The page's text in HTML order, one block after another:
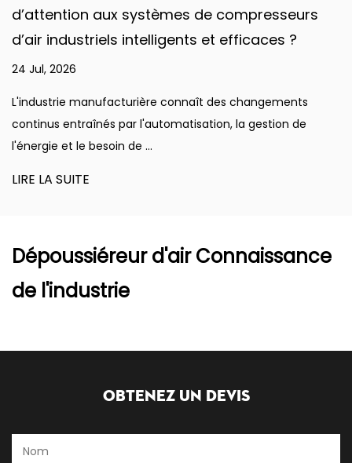
d’attention aux systèmes de compresseurs
d’air industriels intelligents et efficaces ?
24 Jul, 2026
L'industrie manufacturière connaît des changements
continus entraînés par l'automatisation, la gestion de
l'énergie et le besoin de ...
LIRE LA SUITE
Dépoussiéreur d'air Connaissance
de l'industrie
Obtenez un devis